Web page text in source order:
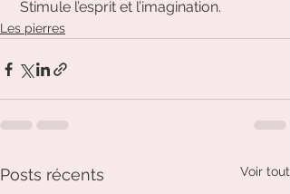
Stimule l’esprit et l’imagination.
Les pierres
Posts récents Voir tout